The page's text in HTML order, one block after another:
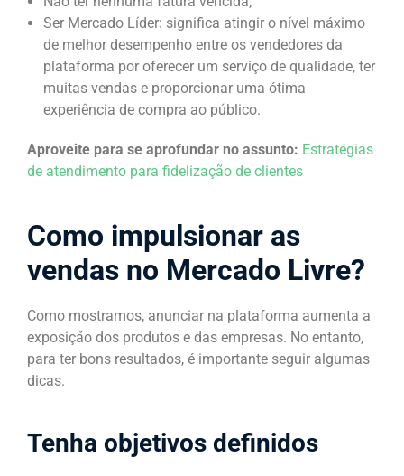
Ser Mercado Líder: significa atingir o nível máximo
de melhor desempenho entre os vendedores da
plataforma por oferecer um serviço de qualidade, ter
muitas vendas e proporcionar uma ótima
experiência de compra ao público.
Aproveite para se aprofundar no assunto: Estratégias
de atendimento para fidelização de clientes
Como impulsionar as
vendas no Mercado Livre?
Como mostramos, anunciar na plataforma aumenta a
exposição dos produtos e das empresas. No entanto,
para ter bons resultados, é importante seguir algumas
dicas.
Tenha objetivos definidos